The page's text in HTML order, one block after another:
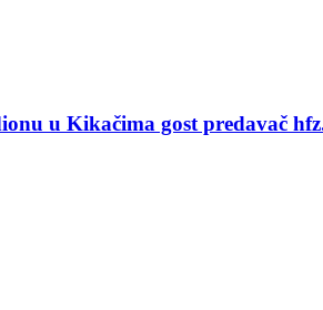
u Kikačima gost predavač